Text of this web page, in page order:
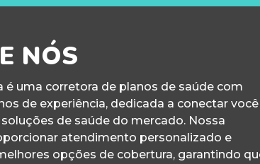
NÓS
é uma corretora de planos de saúde com
de experiência, dedicada a conectar você
de saúde do mercado. Nossa
atendimento personalizado e
opções de cobertura, garantindo